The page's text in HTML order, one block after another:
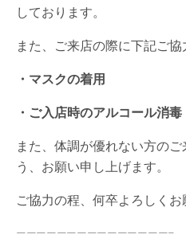
しております。
また、ご来店の際に下記ご協
・マスクの着用
・ご入店時のアルコール消毒
また、体調が優れない方の
う、お願い申し上げます。
ご協力の程、何卒よろしくお
———————————————–